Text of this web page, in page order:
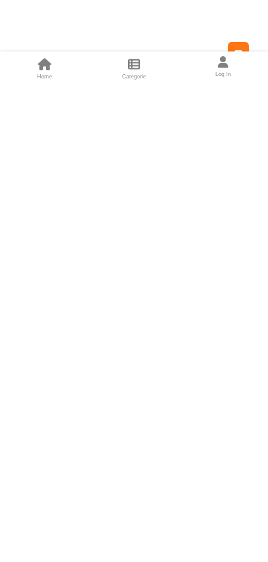
Home Categorie Log In